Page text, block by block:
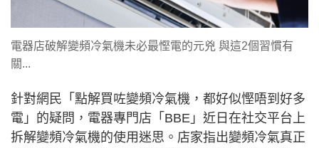
電器店破解變頻冷氣機未必最慳電的元兇 與這2個習慣有
關...
針對網民「點解買咗變頻冷氣機，都好似慳唔到好多
電」的疑問，電器專門店「BBE」近日在社交平台上
拆解變頻冷氣機的使用迷思。店家指出變頻冷氣真正